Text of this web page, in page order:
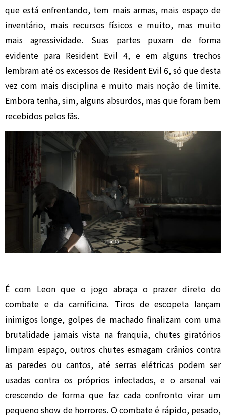
que está enfrentando, tem mais armas, mais espaço de
inventário, mais recursos físicos e muito, mas muito
mais agressividade. Suas partes puxam de forma
evidente para Resident Evil 4, e em alguns trechos
lembram até os excessos de Resident Evil 6, só que desta
vez com mais disciplina e muito mais noção de limite.
Embora tenha, sim, alguns absurdos, mas que foram bem
recebidos pelos fãs.
É com Leon que o jogo abraça o prazer direto do
combate e da carnificina. Tiros de escopeta lançam
inimigos longe, golpes de machado finalizam com uma
brutalidade jamais vista na franquia, chutes giratórios
limpam espaço, outros chutes esmagam crânios contra
as paredes ou cantos, até serras elétricas podem ser
usadas contra os próprios infectados, e o arsenal vai
crescendo de forma que faz cada confronto virar um
pequeno show de horrores. O combate é rápido, pesado,